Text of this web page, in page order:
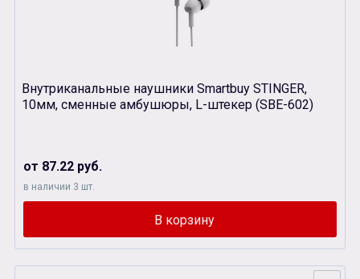
Внутриканальные наушники Smartbuy STINGER,
10мм, сменные амбушюры, L-штекер (SBЕ-602)
от 87.22 руб.
в наличии 3 шт.